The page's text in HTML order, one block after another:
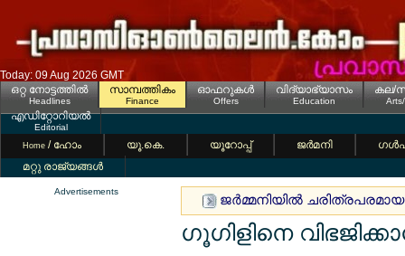
Today: 09 Aug 2026 GMT
ഒറ്റ നോട്ടത്തില്‍
Headlines
സാമ്പത്തികം
Finance
ഓഫറുകള്‍
Offers
വിദ്യാഭ്യാസം
Education
കല/
എഡിറ്റോറിയല്‍
Editorial
Home / ഹോം യൂ.കെ. യൂറോപ്പ് ജര്‍മനി
മറ്റു രാജ്യങ്ങള്‍
Advertisements
ജര്‍മ്മനിയില്‍
ഗൂഗിളിനെ